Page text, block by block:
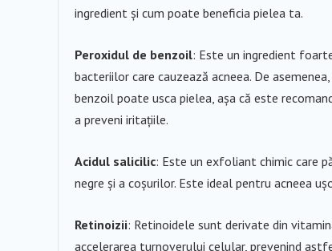
ingredient și cum poate beneficia pielea ta.
Peroxidul de benzoil: Este un ingredient
bacteriilor care cauzează acneea. De
benzoil poate usca pielea, așa că este
a preveni iritațiile.
Acidul salicilic: Este un exfoliant chimic care
negre și a coșurilor. Este ideal pentru acneea
Retinoizii: Retinoidele sunt derivate din
accelerarea turnoverului celular, prevenind